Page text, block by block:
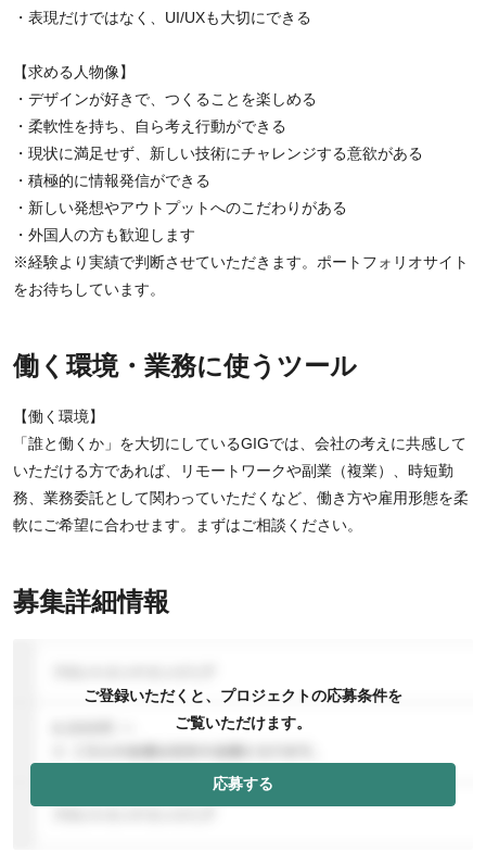
・表現だけではなく、UI/UXも大切にできる
【求める人物像】
・デザインが好きで、つくることを楽しめる
・柔軟性を持ち、自ら考え行動ができる
・現状に満足せず、新しい技術にチャレンジする意欲がある
・積極的に情報発信ができる
・新しい発想やアウトプットへのこだわりがある
・外国人の方も歓迎します
※経験より実績で判断させていただきます。ポートフォリオサイト
をお待ちしています。
働く環境・業務に使うツール
【働く環境】
「誰と働くか」を大切にしているGIGでは、会社の考えに共感して
いただける方であれば、リモートワークや副業（複業）、時短勤
務、業務委託として関わっていただくなど、働き方や雇用形態を柔
軟にご希望に合わせます。まずはご相談ください。
募集詳細情報
ご登録いただくと、プロジェクトの応募条件を
ご覧いただけます。
応募する